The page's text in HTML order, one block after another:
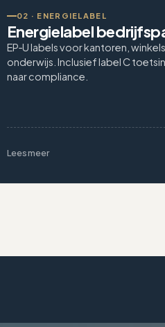
02 · ENERGIELABEL
Energielabel
EP‑U labels voor kantoren,
onderwijs. Inclusief label C
naar compliance.
Lees meer